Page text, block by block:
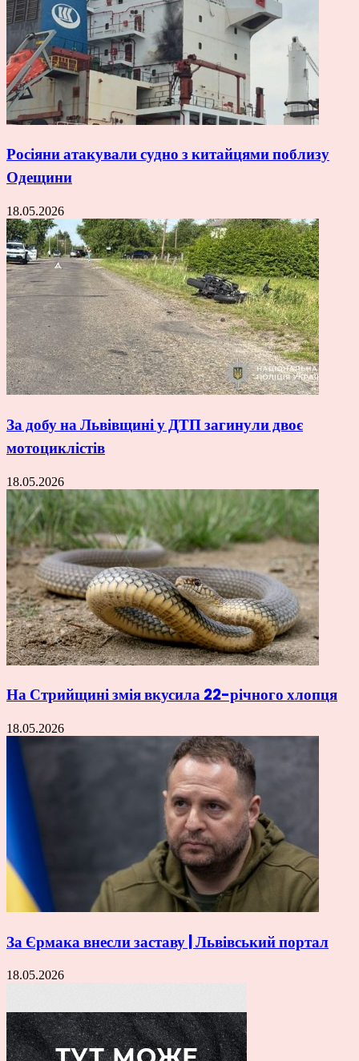
Росіяни атакували судно з китайцями поблизу
Одещини
18.05.2026
За добу на Львівщині у ДТП загинули двоє
мотоциклістів
18.05.2026
На Стрийщині змія вкусила 22-річного хлопця
18.05.2026
За Єрмака внесли заставу | Львівський портал
18.05.2026